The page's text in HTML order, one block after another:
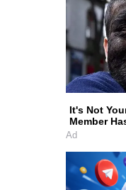
It's Not
Member
Ad